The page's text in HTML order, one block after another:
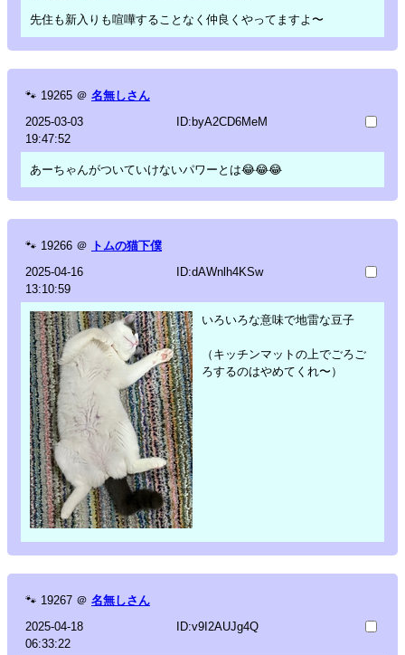
先住も新入りも喧嘩することなく仲良くやってますよ〜
🐾 19265 ＠ 名無しさん
2025-03-03
19:47:52
ID:byA2CD6MeM
あーちゃんがついていけないパワーとは😂😂😂
🐾 19266 ＠ トムの猫下僕
2025-04-16
13:10:59
ID:dAWnlh4KSw
いろいろな意味で地雷な豆子
（キッチンマットの上でごろご
ろするのはやめてくれ〜）
🐾 19267 ＠ 名無しさん
2025-04-18
06:33:22
ID:v9I2AUJg4Q